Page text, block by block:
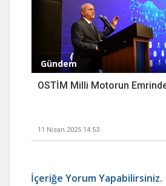
Gündem
OSTİM Milli Motorun
11 Nisan 2025 14:53
İçeriğe Yorum Yapabilirsiniz.